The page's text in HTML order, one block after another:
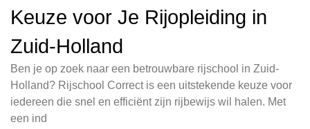
Keuze voor Je Rijopleiding in
Zuid-Holland
Ben je op zoek naar een betrouwbare rijschool in Zuid-
Holland? Rijschool Correct is een uitstekende keuze voor
iedereen die snel en efficiënt zijn rijbewijs wil halen. Met
een ind